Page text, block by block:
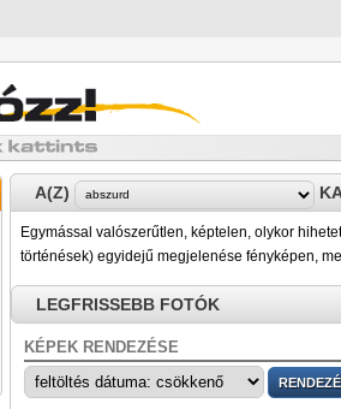
A(Z)
Egymással valószerűtlen, képtelen, olykor
történések) egyidejű megjelenése fényképen,
LEGFRISSEBB FOTÓK
KÉPEK RENDEZÉSE